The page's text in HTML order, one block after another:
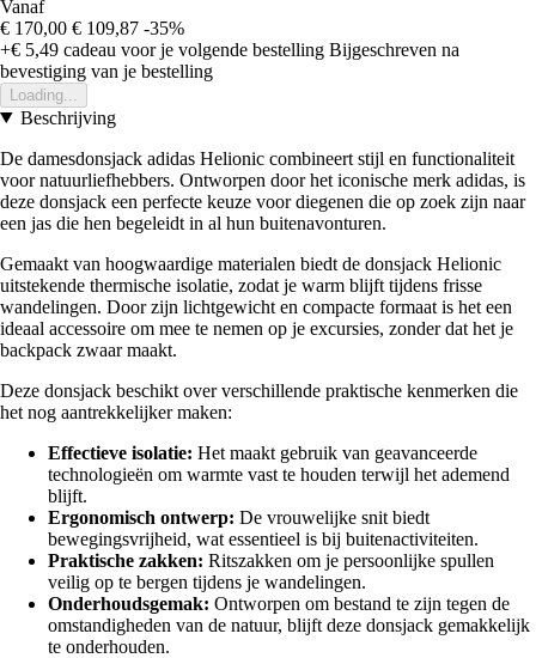
Vanaf
€ 170,00 € 109,87 -35%
+€ 5,49 cadeau voor je volgende bestelling Bijgeschreven na
bevestiging van je bestelling
Loading...
Beschrijving
De damesdonsjack adidas Helionic combineert stijl en functionaliteit
voor natuurliefhebbers. Ontworpen door het iconische merk adidas, is
deze donsjack een perfecte keuze voor diegenen die op zoek zijn naar
een jas die hen begeleidt in al hun buitenavonturen.
Gemaakt van hoogwaardige materialen biedt de donsjack Helionic
uitstekende thermische isolatie, zodat je warm blijft tijdens frisse
wandelingen. Door zijn lichtgewicht en compacte formaat is het een
ideaal accessoire om mee te nemen op je excursies, zonder dat het je
backpack zwaar maakt.
Deze donsjack beschikt over verschillende praktische kenmerken die
het nog aantrekkelijker maken:
Effectieve isolatie: Het maakt gebruik van geavanceerde
technologieën om warmte vast te houden terwijl het ademend
blijft.
Ergonomisch ontwerp: De vrouwelijke snit biedt
bewegingsvrijheid, wat essentieel is bij buitenactiviteiten.
Praktische zakken: Ritszakken om je persoonlijke spullen
veilig op te bergen tijdens je wandelingen.
Onderhoudsgemak: Ontworpen om bestand te zijn tegen de
omstandigheden van de natuur, blijft deze donsjack gemakkelijk
te onderhouden.